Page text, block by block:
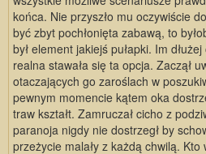
końca. Nie przyszło mu oczywiście
być zbyt pochłonięta zabawą, to
był element jakiejś pułapki. Im
realna stawała się ta opcja. Zaczął
otaczających go zaroślach w
pewnym momencie kątem oka
traw kształt. Zamruczał cicho z
paranoja nigdy nie dostrzegł by
przeżycie malały z każdą chwilą. Kto